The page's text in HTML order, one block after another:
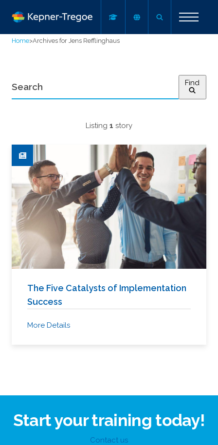
Home>Archives for Jens Refflinghaus
Find
Listing 1 story
The Five Catalysts of Implementation
Success
More Details
Start your training today!
Contact us